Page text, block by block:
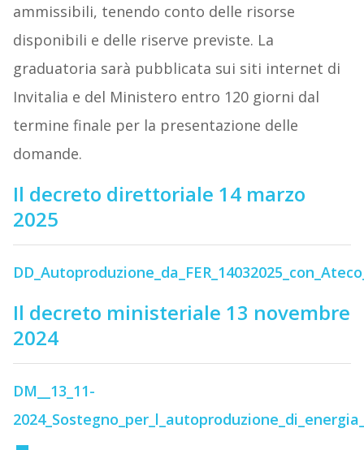
ammissibili, tenendo conto delle risorse
disponibili e delle riserve previste. La
graduatoria sarà pubblicata sui siti internet di
Invitalia e del Ministero entro 120 giorni dal
termine finale per la presentazione delle
domande.
Il decreto direttoriale 14 marzo
2025
Il decreto ministeriale 13 novembre
2024
DM__13_11-